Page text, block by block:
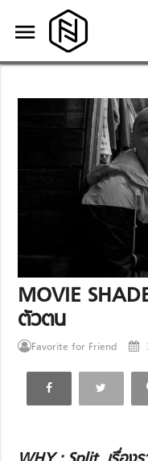
menu
menu
MOVIE
ตัวตน
Favorite for Friend